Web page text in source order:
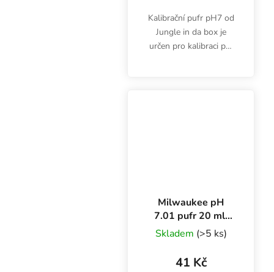
Kalibrační pufr pH7 od
Jungle in da box je
určen pro kalibraci pH
Milwaukee pH
7.01 pufr 20 ml,
kalibrační roztok
Skladem (>5 ks)
41 Kč